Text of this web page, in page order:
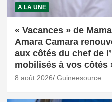
A LA UNE
« Vacances » de
Amara Camara
aux côtés du chef de
mobilisés à vos côtés
8 août 2026 Guineesource